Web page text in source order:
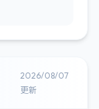
2026/08/07
更新